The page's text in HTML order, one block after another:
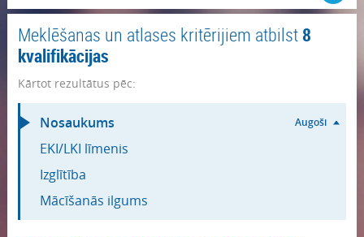
Meklēšanas un atlases kritērijiem atbilst 8
kvalifikācijas
Kārtot rezultātus pēc:
Nosaukums Augoši
EKI/LKI līmenis
Izglītība
Mācīšanās ilgums